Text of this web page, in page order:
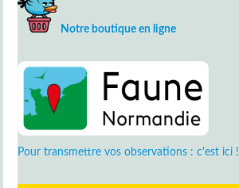
Notre boutique en ligne
Pour transmettre vos observations : c'est ici !